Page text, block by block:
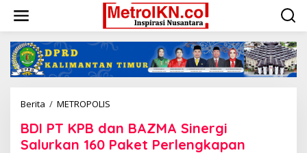
konten
Berita / METROPOLIS
KPB
dan
BDI PT KPB dan BAZMA Sinergi
Salurkan 160 Paket Perlengkapan